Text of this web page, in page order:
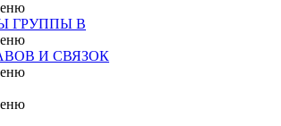
ГРУППЫ В
И СВЯЗОК